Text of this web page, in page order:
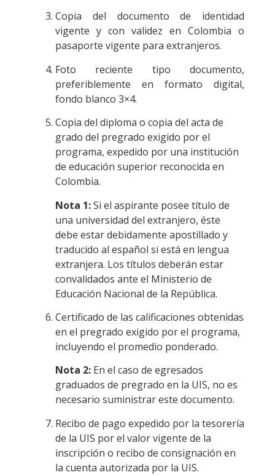
Copia del documento de identidad
vigente y con validez en Colombia o
pasaporte vigente para extranjeros.
Foto reciente tipo documento,
preferiblemente en formato digital,
fondo blanco 3×4.
Copia del diploma o copia del acta de
grado del pregrado exigido por el
programa, expedido por una institución
de educación superior reconocida en
Colombia.
Nota 1:Si el aspirante posee título de
una universidad del extranjero, éste
debe estar debidamente apostillado y
traducido al español si está en lengua
extranjera. Los títulos deberán estar
convalidados ante el Ministerio de
Educación Nacional de la República.
Certificado de las calificaciones obtenidas
en el pregrado exigido por el programa,
incluyendo el promedio ponderado.
Nota 2: En el caso de egresados
graduados de pregrado en la UIS, no es
necesario suministrar este documento.
Recibo de pago expedido por la tesorería
de la UIS por el valor vigente de la
inscripción o recibo de consignación en
la cuenta autorizada por la UIS.